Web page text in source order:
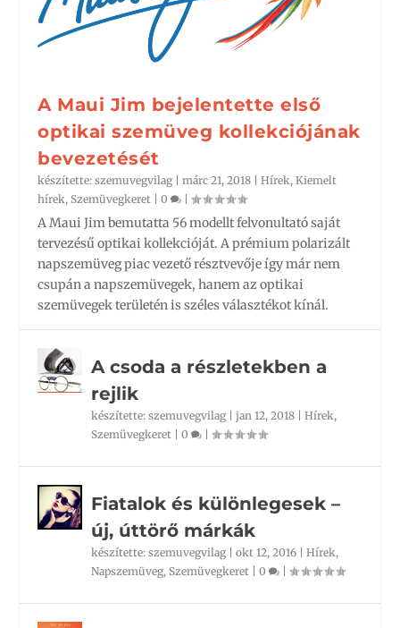
A Maui Jim bejelentette első
optikai szemüveg kollekciójának
bevezetését
készítette:szemuvegvilag |márc 21, 2018 |Hírek,Kiemelt
hírek, Szemüvegkeret |0 |
A Maui Jim bemutatta 56 modellt felvonultató saját
tervezésű optikai kollekcióját. A prémium polarizált
napszemüveg piac vezető résztvevője így már nem
csupán a napszemüvegek, hanem az optikai
szemüvegek területén is széles választékot kínál.
A csoda a részletekben a
rejlik
készítette:szemuvegvilag |jan 12, 2018 |Hírek,
Szemüvegkeret |0 |
Fiatalok és különlegesek –
új, úttörő márkák
készítette:szemuvegvilag |okt 12, 2016 |Hírek,
Napszemüveg, Szemüvegkeret |0 |